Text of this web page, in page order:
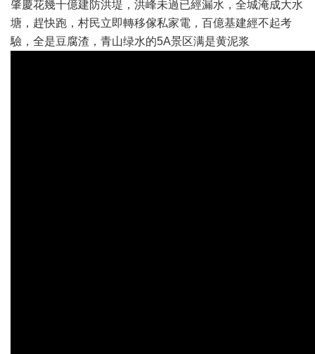
肇慶花幾十億建防洪堤，洪峰未過已經漏水，全城淹成大水
塘，趕快跑，村民立即轉移傢私家電，百億基建經不起考
驗，全是豆腐渣，青山绿水的5A景区满是黄泥浆